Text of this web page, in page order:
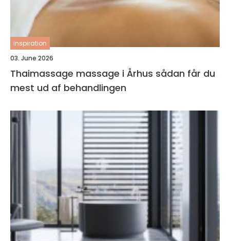
inspiration
03. June 2026
Thaimassage massage i Århus sådan får du
mest ud af behandlingen